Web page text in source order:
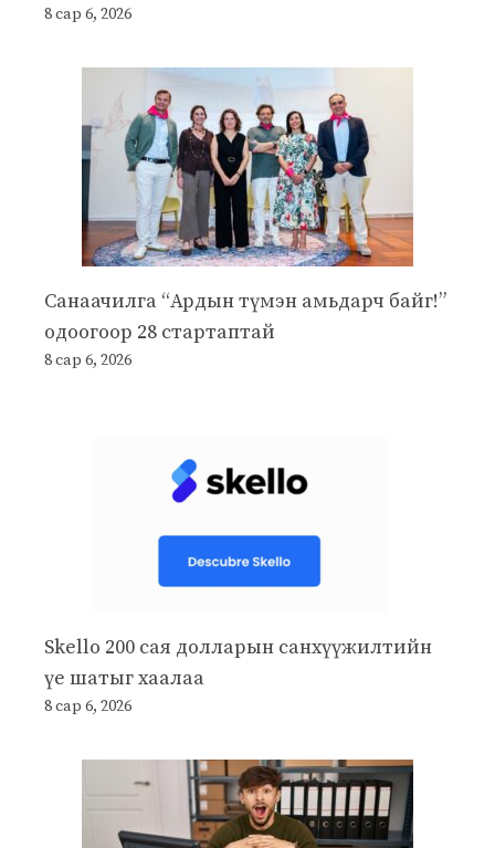
8 сар 6, 2026
Санаачилга “Ардын түмэн амьдарч байг!”
одоогоор 28 стартаптай
8 сар 6, 2026
Skello 200 сая долларын санхүүжилтийн
үе шатыг хаалаа
8 сар 6, 2026